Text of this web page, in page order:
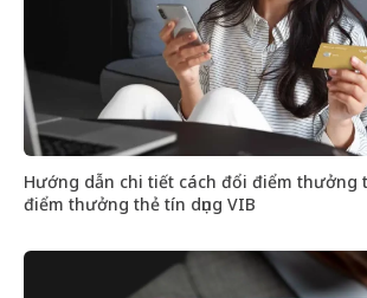
Hướng dẫn chi tiết cách đổi điểm thưởng
điểm thưởng thẻ tín dụng VIB